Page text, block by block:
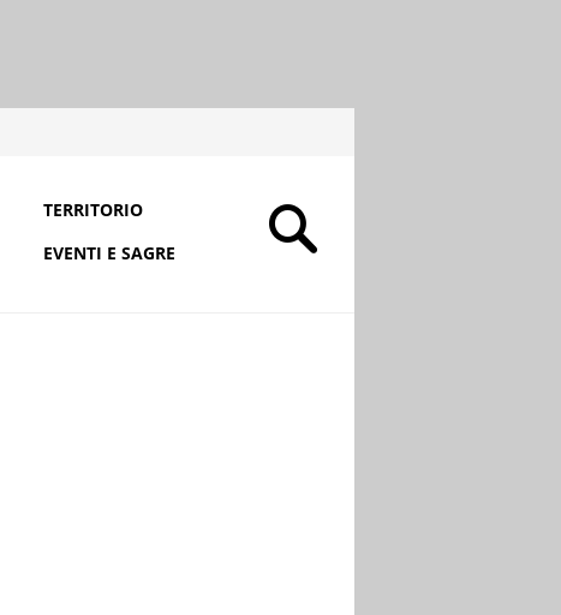
TERRITORIO
EVENTI E SAGRE